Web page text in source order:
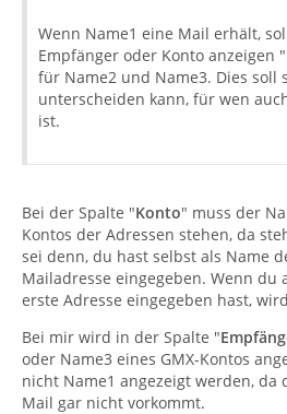
Wenn Name1 eine Mail erhält,
Empfänger oder Konto anzeigen
für Name2 und Name3. Dies soll
unterscheiden kann, für wen
ist.
Bei der Spalte "Konto" muss der
Kontos der Adressen stehen, da
sei denn, du hast selbst als Name
Mailadresse eingegeben. Wenn du
erste Adresse eingegeben hast,
Bei mir wird in der Spalte "
oder Name3 eines GMX-Kontos
nicht Name1 angezeigt werden,
Mail gar nicht vorkommt.